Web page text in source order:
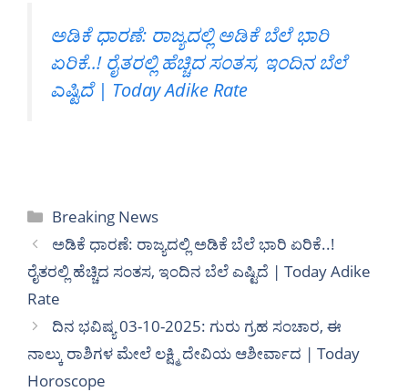
ಅಡಿಕೆ ಧಾರಣೆ: ರಾಜ್ಯದಲ್ಲಿ ಅಡಿಕೆ ಬೆಲೆ ಭಾರಿ
ಏರಿಕೆ..! ರೈತರಲ್ಲಿ ಹೆಚ್ಚಿದ ಸಂತಸ, ಇಂದಿನ ಬೆಲೆ
ಎಷ್ಟಿದೆ | Today Adike Rate
Categories
Breaking News
ಅಡಿಕೆ ಧಾರಣೆ: ರಾಜ್ಯದಲ್ಲಿ ಅಡಿಕೆ ಬೆಲೆ ಭಾರಿ ಏರಿಕೆ..!
ರೈತರಲ್ಲಿ ಹೆಚ್ಚಿದ ಸಂತಸ, ಇಂದಿನ ಬೆಲೆ ಎಷ್ಟಿದೆ | Today Adike
Rate
ದಿನ ಭವಿಷ್ಯ 03-10-2025: ಗುರು ಗ್ರಹ ಸಂಚಾರ, ಈ
ನಾಲ್ಕು ರಾಶಿಗಳ ಮೇಲೆ ಲಕ್ಷ್ಮಿ ದೇವಿಯ ಆಶೀರ್ವಾದ | Today
Horoscope